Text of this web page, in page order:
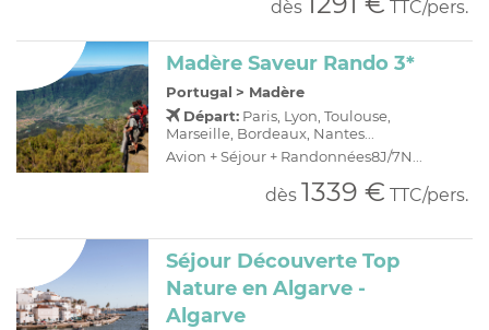
dès TTC/pers.
Madère Saveur Rando 3*
Portugal > Madère
Départ: Paris, Lyon, Toulouse,
Marseille, Bordeaux, Nantes...
Avion + Séjour + Randonnées8J/7N...
dès 1339 € TTC/pers.
Séjour Découverte Top
Nature en Algarve -
Algarve